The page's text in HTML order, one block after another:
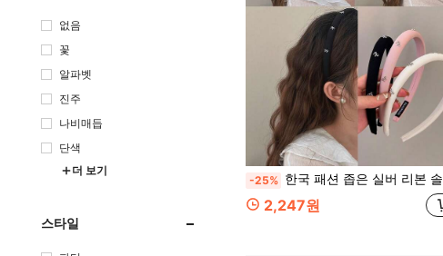
없음
꽃
알파벳
진주
나비매듭
단색
더 보기
스타일
-25% 한국 패션 좁은 실버 리본 솔리드 컬러 패브릭 스펀지 하이 크라운 헤어밴드, 하이 크라운 미끄럼 방지, 헤어 액세서리
2,247원